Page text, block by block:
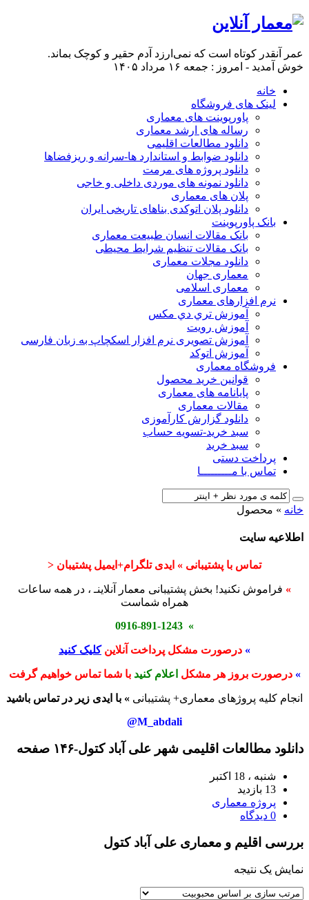
عمر آنقدر کوتاه است که نمی‌ارزد آدم حقیر و کوچک بماند.
خوش آمدید - امروز : جمعه ۱۶ مرداد ۱۴۰۵
خانه
لینک های فروشگاه
پاورپوینت های معماری
رساله های ارشد معماری
دانلود مطالعات اقلیمی
دانلود ضوابط و استاندارد ها-سرانه و ریزفضاها
دانلود پروژه های مرمت
دانلود نمونه های موردی داخلی و خاجی
پلان های معماری
دانلود پلان اتوکدی بناهای تاریخی ایران
بانک پاورپوینت
بانک مقالات انسان طبیعت معماری
بانک مقالات تنظیم شرایط محیطی
دانلود مجلات معماری
معماری جهان
معماری اسلامی
نرم افزارهای معماری
آﻣﻮزش ﺗﺮي دي ﻣﮑﺲ
آموزش رویت
آموزش تصویری نرم افزار اسکچاپ به زبان فارسی
آموزش اتوکد
فروشگاه معماری
قوانین خرید محصول
پایانامه های معماری
مقالات معماری
دانلود گزارش کارآموزی
سبد خرید-تسویه حساب
سبد خرید
پرداخت دستی
تماس با مـــــــــا
خانه » محصول
اطلاعیه سایت
تماس با پشتیبانی » ایدی تلگرام+ایمیل پشتیبان <
» فراموش نکنید! بخش پشتیبانی معمار آنلاینـ ، در همه ساعات
همراه شماست
» 0916-891-1243
» درصورت مشکل پرداخت آنلاینکلیک کنید
» درصورت بروز هر مشکل اعلام کنید با شما تماس خواهیم گرفت
انجام کلیه پروژهای معماری+ پشتیبانی » با ایدی زیر در تماس باشید
M_abdali@
دانلود مطالعات اقلیمی شهر علی آباد کتول-۱۴۶ صفحه
شنبه ، 18 اکتبر
13 بازدید
پروژه معماری
0 دیدگاه
بررسی اقلیم و معماری علی آباد کتول
نمایش یک نتیجه